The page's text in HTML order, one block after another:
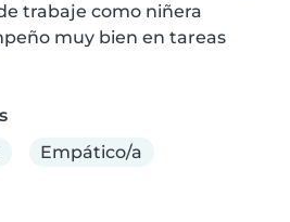
trabaje como niñera
muy bien en tareas
Empático/a